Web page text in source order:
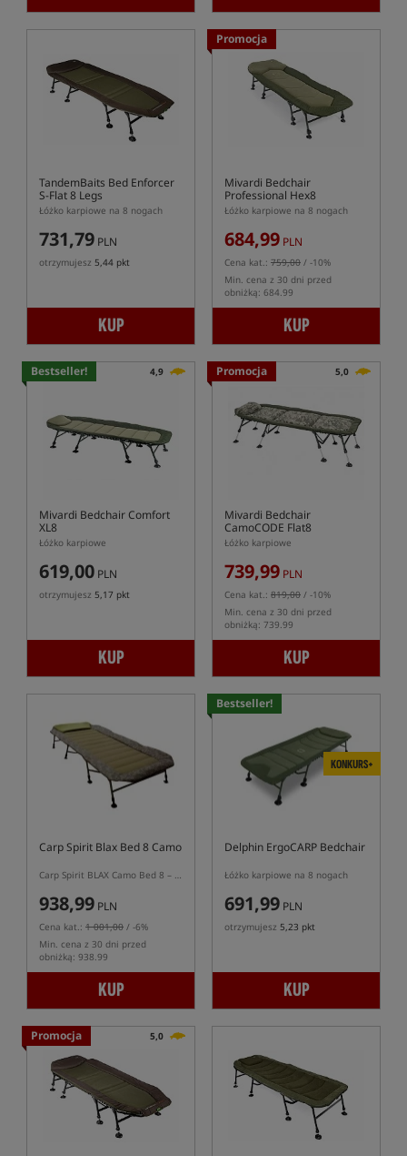
TandemBaits Bed Enforcer
S-Flat 8 Legs
Łóżko karpiowe na 8 nogach
731,79 PLN
otrzymujesz 5,44 pkt
KUP
Promocja
Mivardi Bedchair
Professional Hex8
Łóżko karpiowe na 8 nogach
684,99 PLN
Cena kat.: 759,00 / -10%
Min. cena z 30 dni przed
obniżką: 684.99
KUP
Bestseller! 4,9
Mivardi Bedchair Comfort
XL8
Łóżko karpiowe
619,00 PLN
otrzymujesz 5,17 pkt
KUP
Promocja 5,0
Mivardi Bedchair
CamoCODE Flat8
Łóżko karpiowe
739,99 PLN
Cena kat.: 819,00 / -10%
Min. cena z 30 dni przed
obniżką: 739.99
KUP
Carp Spirit Blax Bed 8 Camo
Carp Spirit BLAX Camo Bed 8 – łóżko karpiowe
938,99 PLN
Cena kat.: 1 001,00 / -6%
Min. cena z 30 dni przed
obniżką: 938.99
KUP
Bestseller!
KONKURS+
Delphin ErgoCARP Bedchair
Łóżko karpiowe na 8 nogach
691,99 PLN
otrzymujesz 5,23 pkt
KUP
Promocja 5,0